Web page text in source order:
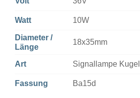
Watt 10W
Diameter /
Länge
18x35mm
Art Signallampe Kugel
Fassung Ba15d